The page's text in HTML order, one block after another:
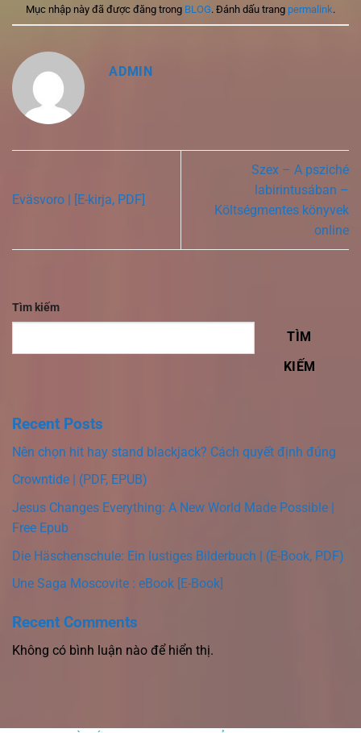
Mục nhập này đã được đăng trong BLOG. Đánh dấu trang permalink.
ADMIN
Eväsvoro | [E-kirja, PDF]
Szex – A psziché
labirintusában –
Költségmentes könyvek
online
Tìm kiếm
TÌM
KIẾM
Recent Posts
Nên chọn hit hay stand blackjack? Cách quyết định đúng
Crowntide | (PDF, EPUB)
Jesus Changes Everything: A New World Made Possible |
Free Epub
Die Häschenschule: Ein lustiges Bilderbuch | (E-Book, PDF)
Une Saga Moscovite : eBook [E-Book]
Recent Comments
Không có bình luận nào để hiển thị.